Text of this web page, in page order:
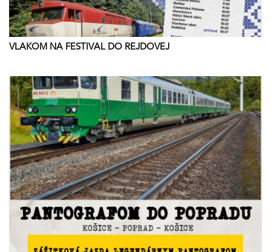
VLAKOM NA FESTIVAL DO REJDOVEJ